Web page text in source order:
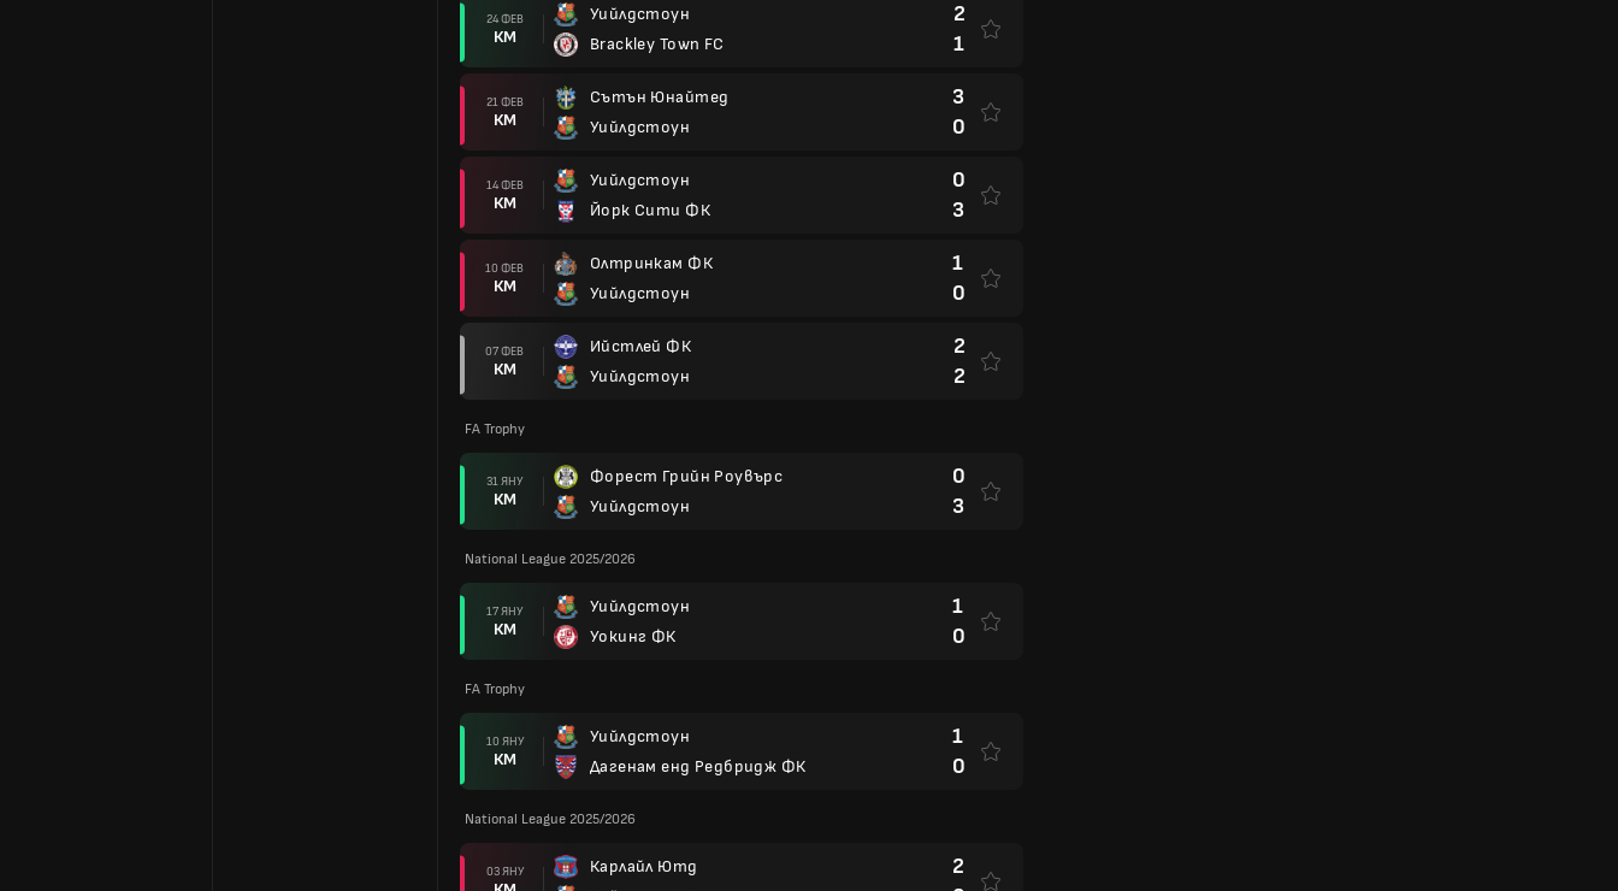
24 ФЕВ
КМ
Уийлдстоун
Brackley Town FC
2
1
21 ФЕВ
КМ
Сътън Юнайтед
Уийлдстоун
3
0
14 ФЕВ
КМ
Уийлдстоун
Йорк Сити ФК
0
3
10 ФЕВ
КМ
Олтринкам ФК
Уийлдстоун
1
0
07 ФЕВ
КМ
Ийстлей ФК
Уийлдстоун
2
2
FA Trophy
31 ЯНУ
КМ
Форест Грийн Роувърс
Уийлдстоун
0
3
National League 2025/2026
17 ЯНУ
КМ
Уийлдстоун
Уокинг ФК
1
0
FA Trophy
10 ЯНУ
КМ
Уийлдстоун
Дагенам енд Редбридж ФК
1
0
National League 2025/2026
03 ЯНУ
Карлайл Ютд
2